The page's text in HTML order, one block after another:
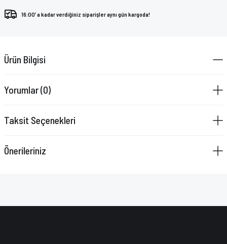
16:00’ a kadar verdiğiniz siparişler aynı gün kargoda!
Ürün Bilgisi
Yorumlar (0)
Taksit Seçenekleri
Önerileriniz